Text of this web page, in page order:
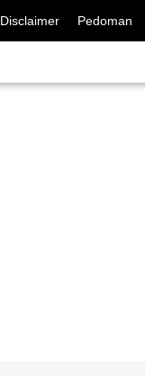
Disclaimer Pedoman